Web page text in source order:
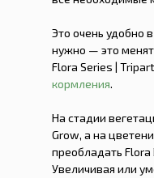
Это очень удобно
нужно — это
Flora Series |
кормления.
На стадии
Grow, а на
преобладать Flora
Увеличивая или